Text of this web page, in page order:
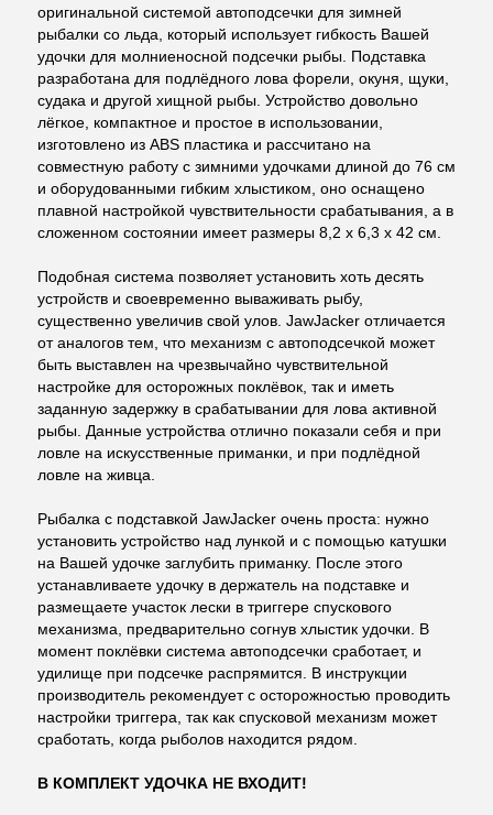
оригинальной системой автоподсечки для зимней
рыбалки со льда, который использует гибкость Вашей
удочки для молниеносной подсечки рыбы. Подставка
разработана для подлёдного лова форели, окуня, щуки,
судака и другой хищной рыбы. Устройство довольно
лёгкое, компактное и простое в использовании,
изготовлено из ABS пластика и рассчитано на
совместную работу с зимними удочками длиной до 76 см
и оборудованными гибким хлыстиком, оно оснащено
плавной настройкой чувствительности срабатывания, а в
сложенном состоянии имеет размеры 8,2 х 6,3 х 42 см.
Подобная система позволяет установить хоть десять
устройств и своевременно вываживать рыбу,
существенно увеличив свой улов. JawJacker отличается
от аналогов тем, что механизм с автоподсечкой может
быть выставлен на чрезвычайно чувствительной
настройке для осторожных поклёвок, так и иметь
заданную задержку в срабатывании для лова активной
рыбы. Данные устройства отлично показали себя и при
ловле на искусственные приманки, и при подлёдной
ловле на живца.
Рыбалка с подставкой JawJacker очень проста: нужно
установить устройство над лункой и с помощью катушки
на Вашей удочке заглубить приманку. После этого
устанавливаете удочку в держатель на подставке и
размещаете участок лески в триггере спускового
механизма, предварительно согнув хлыстик удочки. В
момент поклёвки система автоподсечки сработает, и
удилище при подсечке распрямится. В инструкции
производитель рекомендует с осторожностью проводить
настройки триггера, так как спусковой механизм может
сработать, когда рыболов находится рядом.
В КОМПЛЕКТ УДОЧКА НЕ ВХОДИТ!